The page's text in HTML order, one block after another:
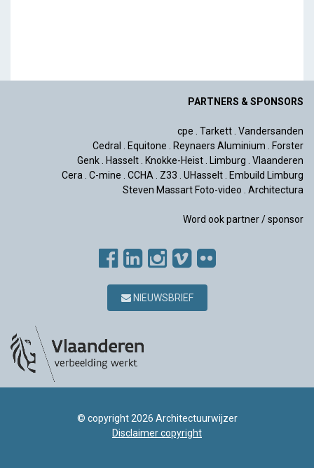
PARTNERS & SPONSORS
cpe . Tarkett. Vandersanden
Cedral . Equitone . Reynaers Aluminium . Forster
Genk. Hasselt. Knokke-Heist. Limburg . Vlaanderen
Cera. C-mine . CCHA. Z33 . UHasselt. Embuild Limburg
Steven Massart Foto-video . Architectura
Word ook partner / sponsor
NIEUWSBRIEF
© copyright 2026 Architectuurwijzer
Disclaimer copyright